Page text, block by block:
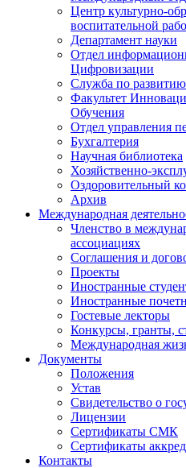
Центр культурно-
воспитательной
Департамент науки
Отдел
Цифровизации
Служба по развитию
Факультет
Обучения
Отдел управления
Бухгалтерия
Научная библиотека
Хозяйственно-
Оздоровительный
Архив
Международная
Членство в
ассоциациях
Соглашения и
Проекты
Иностранные
Иностранные
Гостевые лекторы
Конкурсы, гранты,
Международная
Документы
Положения
Устав
Свидетельство о
Лицензии
Сертификаты СМК
Сертификаты
Контакты